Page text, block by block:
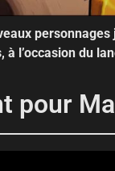
à l’occasion du
pour